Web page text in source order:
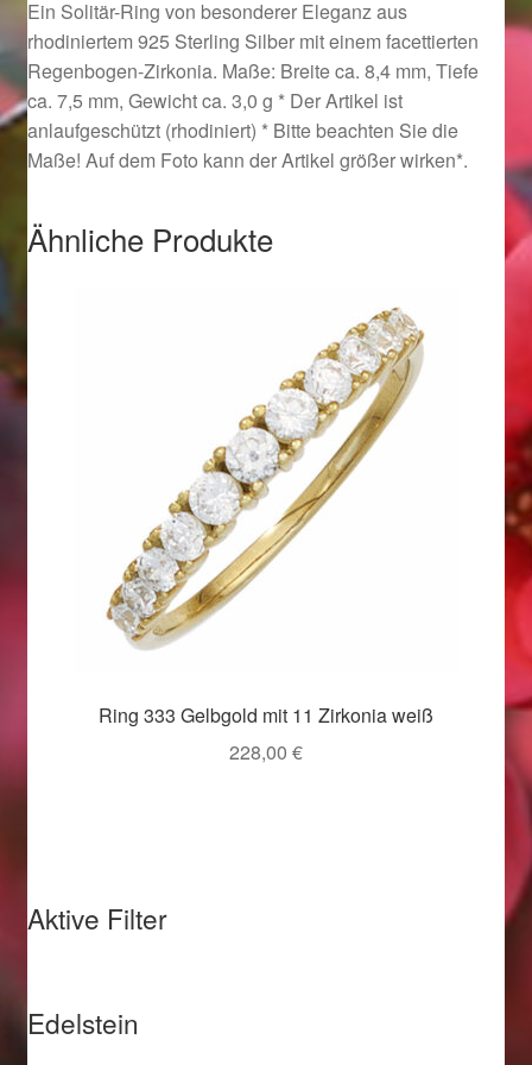
Ostergeschenke finden für Ostern 2019
Ostergeschenke finden für Ostern 2020
Ostergeschenke finden für Ostern 2021
Ostergeschenke finden für Ostern 2022
Startseite
Valentinstag 2016
Vertrag widerrufen
Weihnachtsangebote 2016
Weihnachtsangebote 2018
Ein Solitär-Ring von besonderer Eleganz aus
rhodiniertem 925 Sterling Silber mit einem facettierten
Regenbogen-Zirkonia. Maße: Breite ca. 8,4 mm, Tiefe
ca. 7,5 mm, Gewicht ca. 3,0 g * Der Artikel ist
anlaufgeschützt (rhodiniert) * Bitte beachten Sie die
Maße! Auf dem Foto kann der Artikel größer wirken*.
Ähnliche Produkte
Ring 333 Gelbgold mit 11 Zirkonia weiß
228,00 €
Aktive Filter
Edelstein